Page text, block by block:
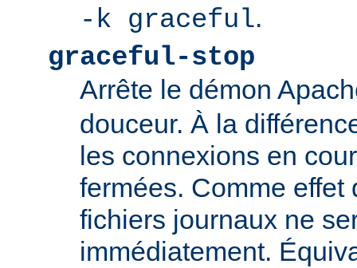
-k graceful.
graceful-stop
Arrête le démon
douceur. À la
les connexions en
fermées. Comme
fichiers journaux ne
immédiatement.